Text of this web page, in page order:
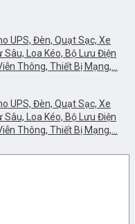
UPS, Đèn, Quạt Sạc, Xe
Loa Kéo, Bộ Lưu Điện
Thông, Thiết Bị Mạng,…
UPS, Đèn, Quạt Sạc, Xe
Loa Kéo, Bộ Lưu Điện
Thông, Thiết Bị Mạng,…